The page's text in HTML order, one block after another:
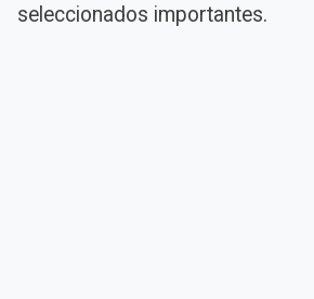
seleccionados importantes.